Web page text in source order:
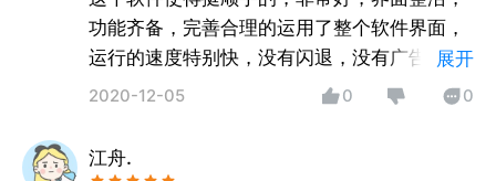
功能齐备，完善合理的运用了整个软件界面，
运行的速度特别快，没有闪退，没有广告，总
的来说就是非常的优秀
展开
2020-12-05 0 0
江舟.